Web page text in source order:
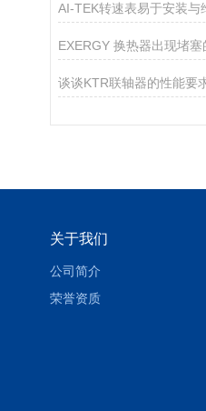
AI-TEK转速表易于安装与
谈谈KTR联轴器的性能要
关于我们
公司简介
荣誉资质